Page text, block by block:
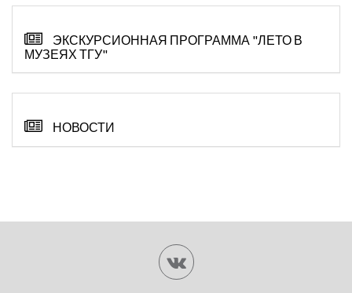
ЭКСКУРСИОННАЯ ПРОГРАММА "ЛЕТО В
МУЗЕЯХ ТГУ"
НОВОСТИ